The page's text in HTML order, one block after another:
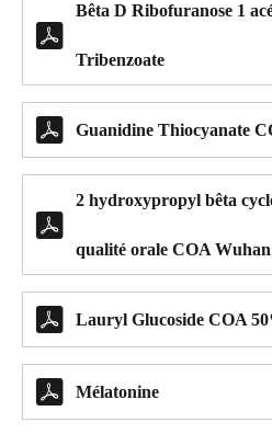

Bêta D Ribofuranose 1
Tribenzoate
 Guanidine Thiocyanate

2 hydroxypropyl bêta
qualité orale COA
 Lauryl Glucoside COA
 Mélatonine